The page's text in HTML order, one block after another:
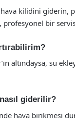
hava kilidini
bir servis
altındaysa, su
giderilir?
hava birikmesi